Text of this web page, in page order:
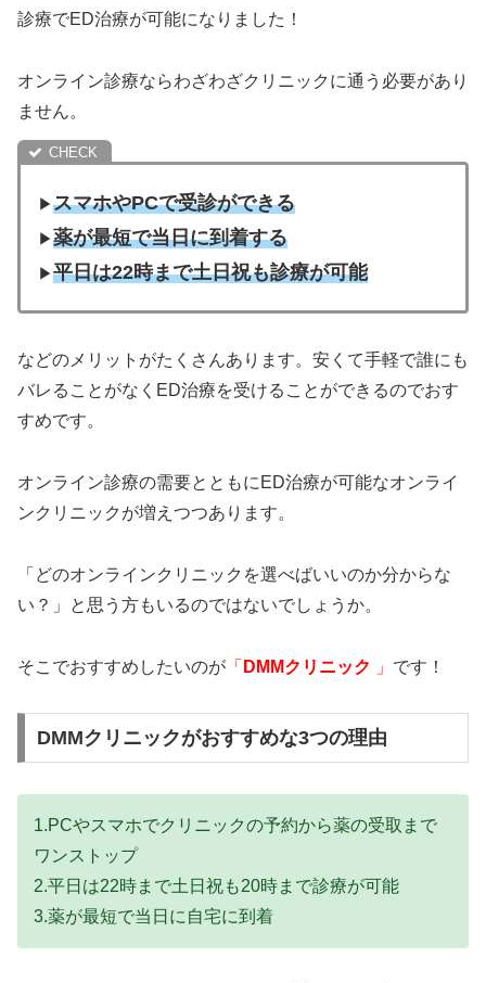
診療でED治療が可能になりました！
オンライン診療ならわざわざクリニックに通う必要があり
ません。
▶︎スマホやPCで受診ができる
▶︎薬が最短で当日に到着する
▶︎平日は22時まで土日祝も診療が可能
などのメリットがたくさんあります。安くて手軽で誰にも
バレることがなくED治療を受けることができるのでおす
すめです。
オンライン診療の需要とともにED治療が可能なオンライ
ンクリニックが増えつつあります。
「どのオンラインクリニックを選べばいいのか分からな
い？」と思う方もいるのではないでしょうか。
そこでおすすめしたいのが 「 DMMクリニック 」 です！
DMMクリニックがおすすめな3つの理由
1.PCやスマホでクリニックの予約から薬の受取まで
ワンストップ
2.平日は22時まで土日祝も20時まで診療が可能
3.薬が最短で当日に自宅に到着